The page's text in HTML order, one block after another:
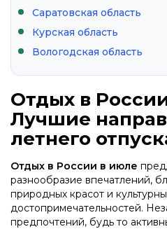
Саратовская область
Курская область
Вологодская область
Отдых в
Лучшие
летнего
Отдых в России в июле
разнообразие впечатлений,
природных красот и
достопримечательностей.
предпочтений, будь то